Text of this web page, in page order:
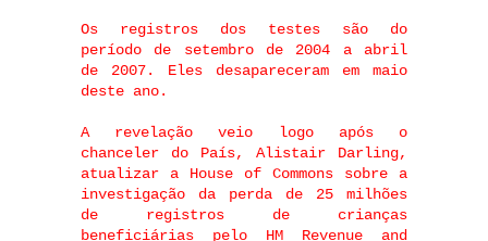
Os registros dos testes são do
período de setembro de 2004 a abril
de 2007. Eles desapareceram em maio
deste ano.
A revelação veio logo após o
chanceler do País, Alistair Darling,
atualizar a House of Commons sobre a
investigação da perda de 25 milhões
de registros de crianças
beneficiárias pelo HM Revenue and